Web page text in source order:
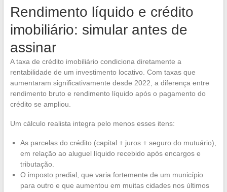
Rendimento líquido e crédito
imobiliário: simular antes de
assinar
A taxa de crédito imobiliário condiciona diretamente a
rentabilidade de um investimento locativo. Com taxas que
aumentaram significativamente desde 2022, a diferença entre
rendimento bruto e rendimento líquido após o pagamento do
crédito se ampliou.
Um cálculo realista integra pelo menos esses itens:
As parcelas do crédito (capital + juros + seguro do mutuário),
em relação ao aluguel líquido recebido após encargos e
tributação.
O imposto predial, que varia fortemente de um município
para outro e que aumentou em muitas cidades nos últimos